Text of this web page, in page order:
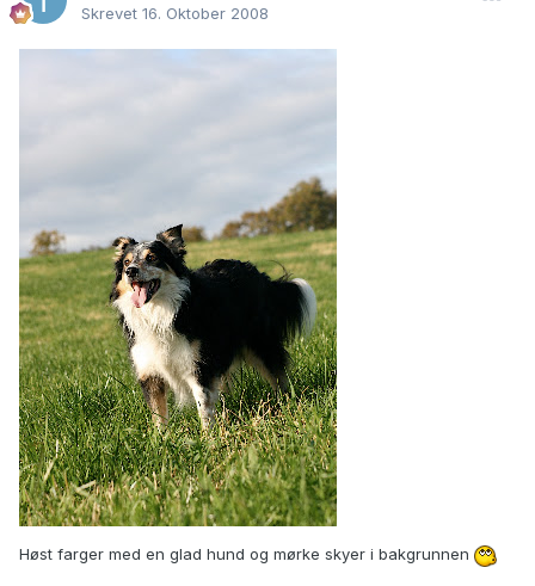
Skrevet 16. Oktober 2008
Høst farger med en glad hund og mørke skyer i bakgrunnen